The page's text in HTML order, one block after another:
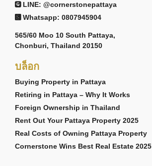
LINE: @cornerstonepattaya
Whatsapp: 0807945904
565/60 Moo 10 South Pattaya,
Chonburi, Thailand 20150
บล็อก
Buying Property in Pattaya
Retiring in Pattaya – Why It Works
Foreign Ownership in Thailand
Rent Out Your Pattaya Property 2025
Real Costs of Owning Pattaya Property
Cornerstone Wins Best Real Estate 2025